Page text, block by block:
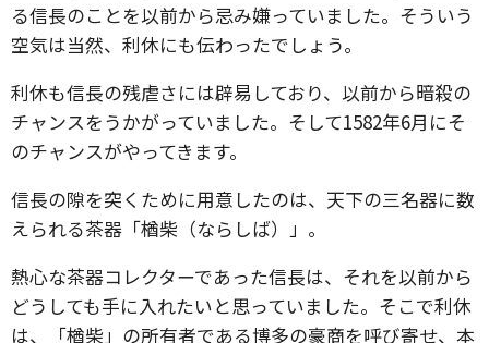
る信長のことを以前から忌み嫌っていました。そういう
空気は当然、利休にも伝わったでしょう。
利休も信長の残虐さには辟易しており、以前から暗殺の
チャンスをうかがっていました。そして1582年6月にそ
のチャンスがやってきます。
信長の隙を突くために用意したのは、天下の三名器に数
えられる茶器「楢柴（ならしば）」。
熱心な茶器コレクターであった信長は、それを以前から
どうしても手に入れたいと思っていました。そこで利休
は、「楢柴」の所有者である博多の豪商を呼び寄せ、本